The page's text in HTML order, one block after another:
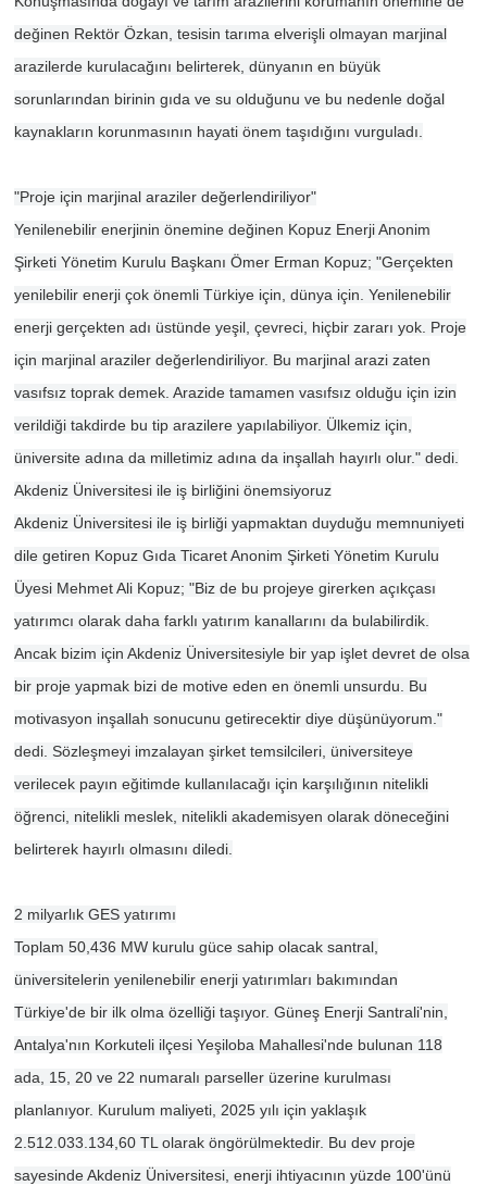
değinen Rektör Özkan, tesisin tarıma elverişli olmayan marjinal
arazilerde kurulacağını belirterek, dünyanın en büyük
sorunlarından birinin gıda ve su olduğunu ve bu nedenle doğal
kaynakların korunmasının hayati önem taşıdığını vurguladı.
"Proje için marjinal araziler değerlendiriliyor"
Yenilenebilir enerjinin önemine değinen Kopuz Enerji Anonim
Şirketi Yönetim Kurulu Başkanı Ömer Erman Kopuz; "Gerçekten
yenilebilir enerji çok önemli Türkiye için, dünya için. Yenilenebilir
enerji gerçekten adı üstünde yeşil, çevreci, hiçbir zararı yok. Proje
için marjinal araziler değerlendiriliyor. Bu marjinal arazi zaten
vasıfsız toprak demek. Arazide tamamen vasıfsız olduğu için izin
verildiği takdirde bu tip arazilere yapılabiliyor. Ülkemiz için,
üniversite adına da milletimiz adına da inşallah hayırlı olur." dedi.
Akdeniz Üniversitesi ile iş birliğini önemsiyoruz
Akdeniz Üniversitesi ile iş birliği yapmaktan duyduğu memnuniyeti
dile getiren Kopuz Gıda Ticaret Anonim Şirketi Yönetim Kurulu
Üyesi Mehmet Ali Kopuz; "Biz de bu projeye girerken açıkçası
yatırımcı olarak daha farklı yatırım kanallarını da bulabilirdik.
Ancak bizim için Akdeniz Üniversitesiyle bir yap işlet devret de olsa
bir proje yapmak bizi de motive eden en önemli unsurdu. Bu
motivasyon inşallah sonucunu getirecektir diye düşünüyorum."
dedi. Sözleşmeyi imzalayan şirket temsilcileri, üniversiteye
verilecek payın eğitimde kullanılacağı için karşılığının nitelikli
öğrenci, nitelikli meslek, nitelikli akademisyen olarak döneceğini
belirterek hayırlı olmasını diledi.
2 milyarlık GES yatırımı
Toplam 50,436 MW kurulu güce sahip olacak santral,
üniversitelerin yenilenebilir enerji yatırımları bakımından
Türkiye'de bir ilk olma özelliği taşıyor. Güneş Enerji Santrali'nin,
Antalya'nın Korkuteli ilçesi Yeşiloba Mahallesi'nde bulunan 118
ada, 15, 20 ve 22 numaralı parseller üzerine kurulması
planlanıyor. Kurulum maliyeti, 2025 yılı için yaklaşık
2.512.033.134,60 TL olarak öngörülmektedir. Bu dev proje
sayesinde Akdeniz Üniversitesi, enerji ihtiyacının yüzde 100'ünü